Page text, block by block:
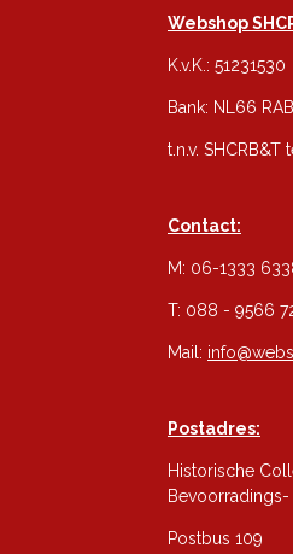
Webshop
K.v.K.: 51231530
Bank: NL66
t.n.v.
Contact:
M: 06-1333
T: 088 - 9566
Mail:
Postadres:
Historische
Postbus 109